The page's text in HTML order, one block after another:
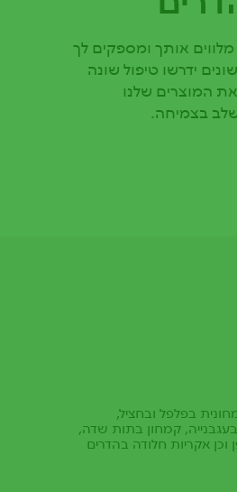
אותך ומספקים לך
ידרשו טיפול שונה
את המוצרים שלנו
בצמיחה.
בפלפל ובחציל,
קמחון בתות שדה,
וכן אקריות חלודה בהדרים